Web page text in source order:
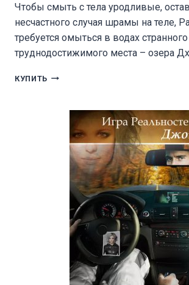
Чтобы смыть с тела уродливые,
несчастного случая шрамы на теле,
требуется омыться в водах
труднодостижимого места – озера
КУПИТЬ ААРОН